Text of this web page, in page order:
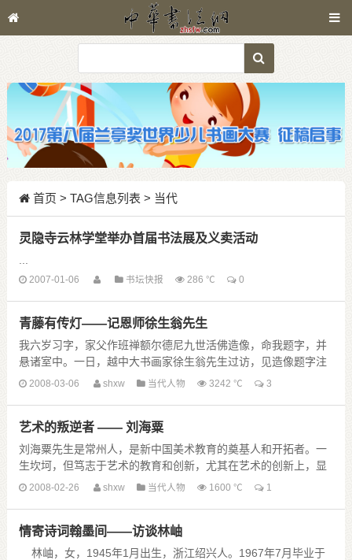
首页 > TAG信息列表 > 当代
灵隐寺云林学堂举办首届书法展及义卖活动
2007-01-06 书坛快报 286 ℃ 0
青藤有传灯——记恩师徐生翁先生
我六岁习字，家父作班禅额尔德尼九世活佛造像，命我题字，并
悬诸室中。一日，越中大书画家徐生翁先生过访，见造像题字注
视良久，后问我父亲题字为何人所书？答曰：“小犬所涂。”先生
2008-03-06 shxw 当代人物 3242 ℃ 3
艺术的叛逆者 —— 刘海粟
刘海粟先生是常州人，是新中国美术教育的奠基人和开拓者。一
生坎坷，但笃志于艺术的教育和创新，尤其在艺术的创新上，显
现出他的独立精神，他常常把自己比作“艺术的叛徒”！
2008-02-26 shxw 当代人物 1600 ℃ 1
情寄诗词翰墨间——访谈林岫
林岫，女，1945年1月出生，浙江绍兴人。1967年7月毕业于